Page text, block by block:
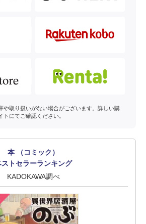
や取り扱いがない場合がございます。詳しい購
トにてご確認ください。
本 （コミック）
ストセラーランキング
KADOKAWA調べ